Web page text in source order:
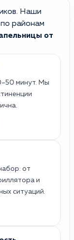
Наши
районам
от
минут. Мы
от
и
ситуаций.